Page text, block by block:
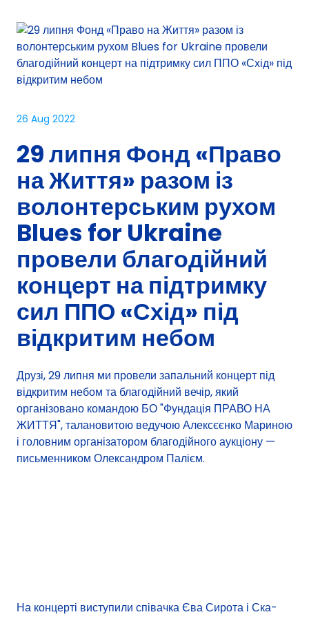
26 Aug 2022
29 липня Фонд «Право
на Життя» разом із
волонтерським рухом
Blues for Ukraine
провели благодійний
концерт на підтримку
сил ППО «Схід» під
відкритим небом
Друзі, 29 липня ми провели запальний концерт під
відкритим небом та благодійний вечір, який
організовано командою БО "Фундація ПРАВО НА
ЖИТТЯ", талановитою ведучою Алексєєнко Мариною
і головним організатором благодійного аукціону —
письменником Олександром Палієм.
На концерті виступили співачка Єва Сирота і Ска-